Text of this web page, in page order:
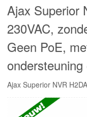
SUPPORT
RMA
MIJN OSEC
CONTACT
INLOGGEN
Ajax Superior
230VAC,
Geen PoE,
Ajax Superior NVR